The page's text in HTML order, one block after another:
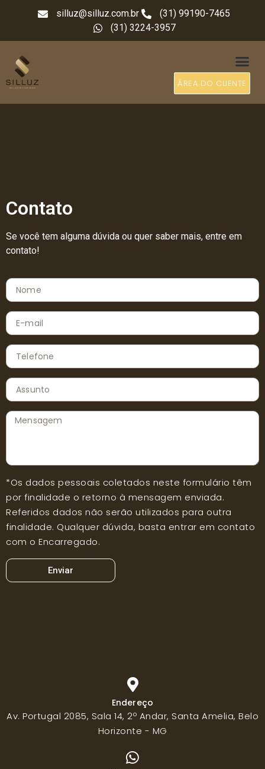
silluz@silluz.com.br
(31) 99190-7465
(31) 3224-3957
ÁREA DO CLIENTE
Contato
Se você tem alguma dúvida ou quer saber mais, entre em
contato!
*Os dados pessoais coletados neste formulário têm
por finalidade o retorno à mensagem enviada.
Referidos dados não serão utilizados para outra
finalidade. Qualquer dúvida, basta entrar em contato
com o Encarregado.
Enviar
Endereço
Av. Portugal 2085, Sala 14, 2º Andar, Santa Amelia, Belo
Horizonte - MG